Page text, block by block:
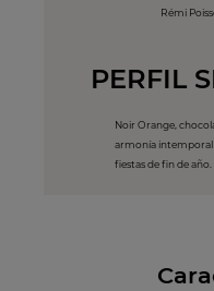
Rémi
PERFIL
Noir Orange,
armonía intemporal
fiestas de fin de año.